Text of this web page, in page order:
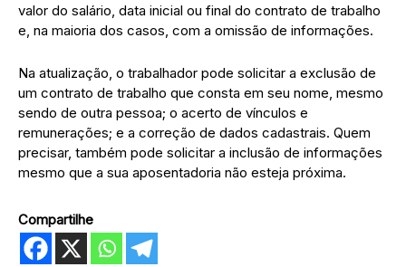
valor do salário, data inicial ou final do contrato de trabalho
e, na maioria dos casos, com a omissão de informações.
Na atualização, o trabalhador pode solicitar a exclusão de
um contrato de trabalho que consta em seu nome, mesmo
sendo de outra pessoa; o acerto de vínculos e
remunerações; e a correção de dados cadastrais. Quem
precisar, também pode solicitar a inclusão de informações
mesmo que a sua aposentadoria não esteja próxima.
Compartilhe